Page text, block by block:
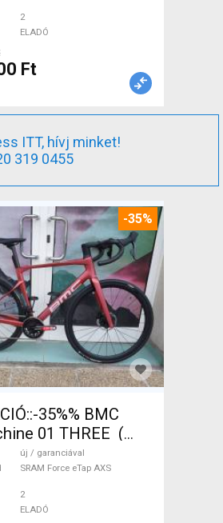
ELADÓ
2
ELADÓ
Ft
ITT, hívj minket!
319 0455
-35%
35%% BMC
01 THREE (
SRAM Force
tárcsafék új /
ELADÓ
új / garanciával
SRAM Force eTap AXS
2
ELADÓ